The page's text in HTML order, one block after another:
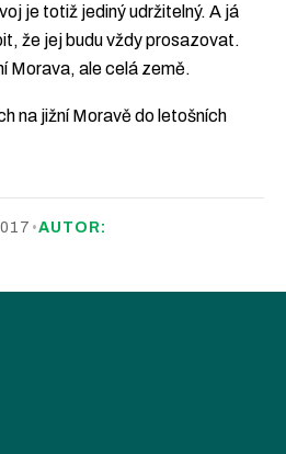
je totiž jediný udržitelný. A já
že jej budu vždy prosazovat.
Morava, ale celá země.
na jižní Moravě do letošních
•AUTOR: